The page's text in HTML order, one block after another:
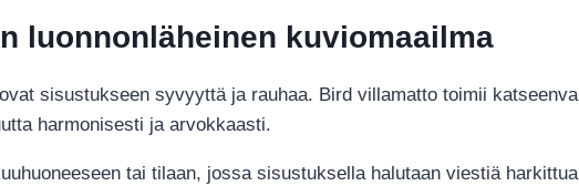
luonnonläheinen kuviomaailma
sisustukseen syvyyttä ja rauhaa. Bird villamatto toimii
harmonisesti ja arvokkaasti.
tai tilaan, jossa sisustuksella halutaan viestiä